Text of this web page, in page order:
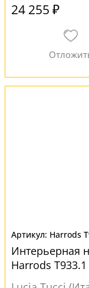
24 255 ₽
Harrods
Интерьерная
Harrods